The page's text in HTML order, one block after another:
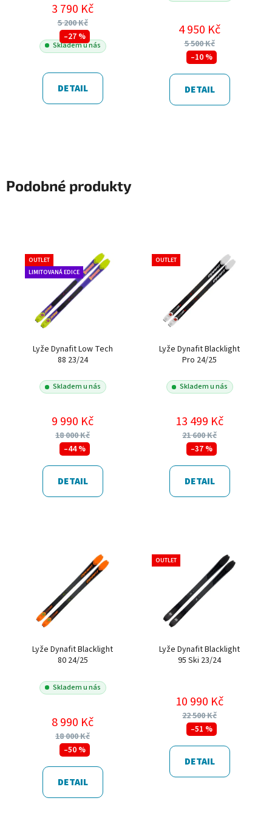
3 790 Kč
5 200 Kč
–27 %
Skladem u nás
DETAIL
4 950 Kč
5 500 Kč
–10 %
DETAIL
Podobné produkty
OUTLET
LIMITOVANÁ EDICE
Lyže Dynafit Low Tech
88 23/24
Skladem u nás
9 990 Kč
18 000 Kč
–44 %
DETAIL
OUTLET
Lyže Dynafit Blacklight
Pro 24/25
Skladem u nás
13 499 Kč
21 600 Kč
–37 %
DETAIL
Lyže Dynafit Blacklight
80 24/25
Skladem u nás
8 990 Kč
18 000 Kč
–50 %
DETAIL
OUTLET
Lyže Dynafit Blacklight
95 Ski 23/24
10 990 Kč
22 500 Kč
–51 %
DETAIL